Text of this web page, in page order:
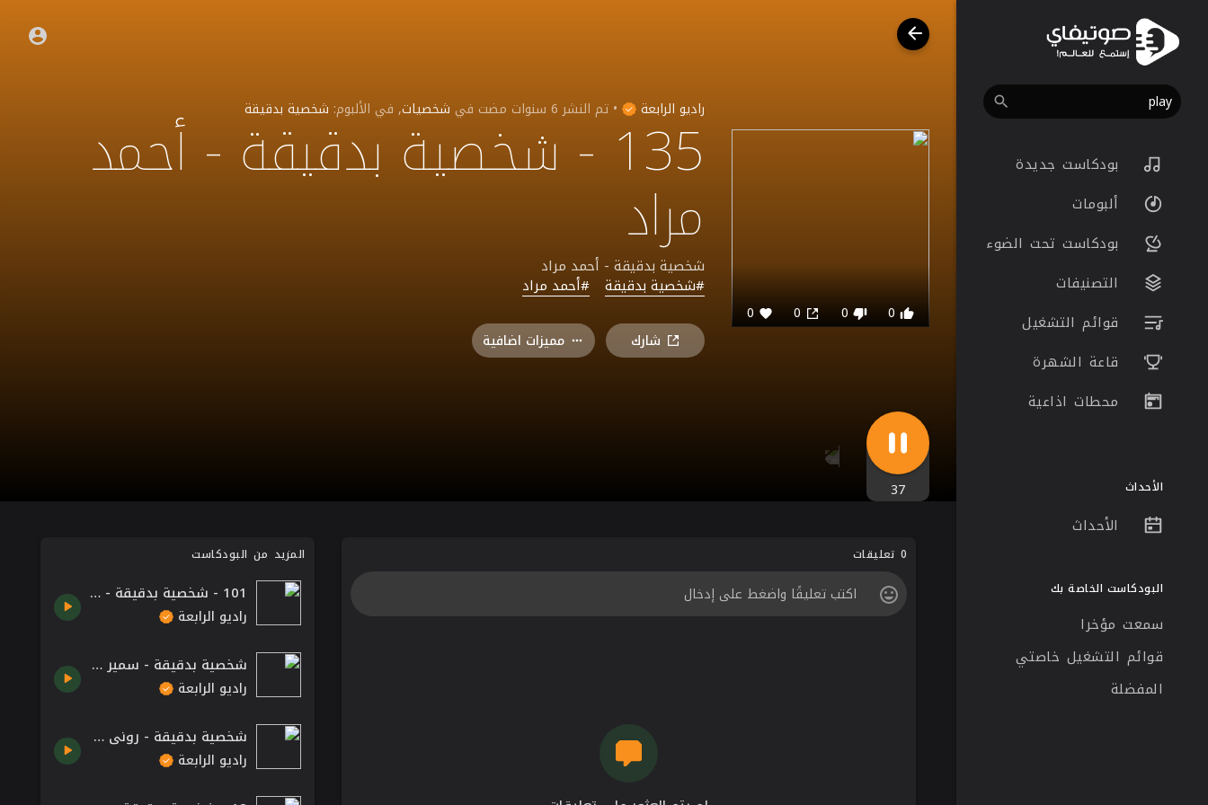
بودكاست جديدة
ألبومات
بودكاست تحت الضوء
التصنيفات
قوائم التشغيل
قاعة الشهرة
محطات اذاعية
الأحداث
الأحداث
البودكاست الخاصة بك
سمعت مؤخرا
قوائم التشغيل خاصتي
المفضلة
0
0
راديو الرابعة • تم النشر6 سنوات مضت في شخصيات, في الألبوم: شخصية بدقيقة
135 - شخصية بدقيقة - أحمد
مراد
شخصية بدقيقة - أحمد مراد
#شخصية بدقيقة #أحمد مراد
شارك مميزات اضافية
37
0 تعليقات المزيد من البودكاست
101 - شخصية بدقيقة - ستيف جوبز
راديو الرابعة
شخصية بدقيقة - سمير حنا.
راديو الرابعة
شخصية بدقيقة - روني صيقلي
راديو الرابعة